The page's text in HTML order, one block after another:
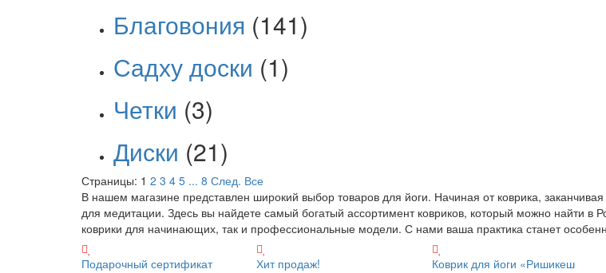
Благовония (141)
Садху доски (1)
Четки (3)
Диски (21)
Страницы: 1 2 3 4 5 ... 8 След. Все
В нашем магазине представлен широкий выбор товаров для йоги. Начиная от коврика,
для медитации. Здесь вы найдете самый богатый ассортимент ковриков, который можно найти в
коврики для начинающих, так и профессиональные модели. С нами ваша практика станет
Подарочный сертификат
Хит продаж!
Коврик для йоги «Ришикеш